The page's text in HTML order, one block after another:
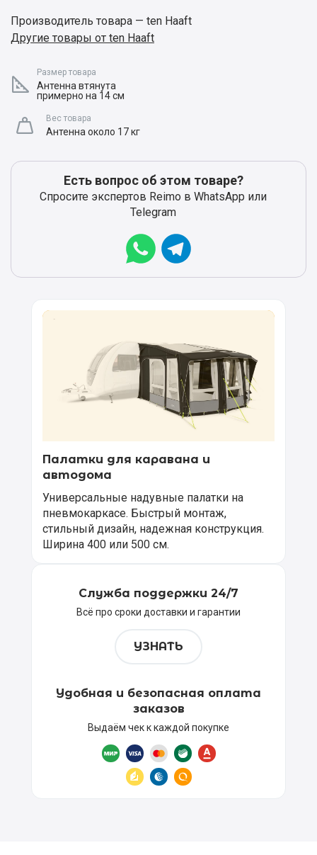
Производитель товара — ten Haaft
Другие товары от ten Haaft
Размер товара
Антенна втянута
примерно на 14 см
Вес товара
Антенна около 17 кг
Есть вопрос об этом товаре?
Спросите экспертов Reimo в WhatsApp или
Telegram
Палатки для каравана и
автодома
Универсальные надувные палатки на
пневмокаркасе. Быстрый монтаж,
стильный дизайн, надежная конструкция.
Ширина 400 или 500 см.
Служба поддержки 24/7
Всё про сроки доставки и гарантии
УЗНАТЬ
Удобная и безопасная оплата
заказов
Выдаём чек к каждой покупке